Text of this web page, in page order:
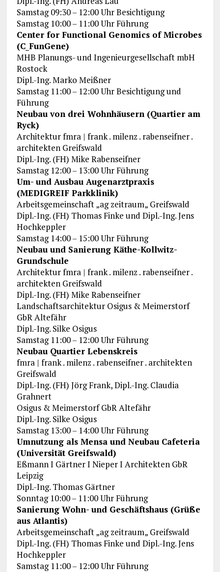
Samstag 09:30 – 12:00 Uhr Besichtigung
Samstag 10:00 – 11:00 Uhr Führung
Center for Functional Genomics of Microbes
(C_FunGene)
MHB Planungs- und Ingenieurgesellschaft mbH
Rostock
Dipl.-Ing. Marko Meißner
Samstag 11:00 – 12:00 Uhr Besichtigung und
Führung
Neubau von drei Wohnhäusern (Quartier am
Ryck)
Architektur fmra | frank . milenz . rabenseifner .
architekten Greifswald
Dipl.-Ing. (FH) Mike Rabenseifner
Samstag 12:00 – 13:00 Uhr Führung
Um- und Ausbau Augenarztpraxis
(MEDIGREIF Parkklinik)
Arbeitsgemeinschaft „ag zeitraum„ Greifswald
Dipl.-Ing. (FH) Thomas Finke und Dipl.-Ing. Jens
Hochkeppler
Samstag 14:00 – 15:00 Uhr Führung
Neubau und Sanierung Käthe-Kollwitz-
Grundschule
Architektur fmra | frank . milenz . rabenseifner .
architekten Greifswald
Dipl.-Ing. (FH) Mike Rabenseifner
Landschaftsarchitektur Osigus & Meimerstorf
GbR Altefähr
Dipl.-Ing. Silke Osigus
Samstag 11:00 – 12:00 Uhr Führung
Neubau Quartier Lebenskreis
fmra | frank . milenz . rabenseifner . architekten
Greifswald
Dipl.-Ing. (FH) Jörg Frank, Dipl.-Ing. Claudia
Grahnert
Osigus & Meimerstorf GbR Altefähr
Dipl.-Ing. Silke Osigus
Samstag 13:00 – 14:00 Uhr Führung
Umnutzung als Mensa und Neubau Cafeteria
(Universität Greifswald)
Eßmann I Gärtner I Nieper I Architekten GbR
Leipzig
Dipl.-Ing. Thomas Gärtner
Sonntag 10:00 – 11:00 Uhr Führung
Sanierung Wohn- und Geschäftshaus (Grüße
aus Atlantis)
Arbeitsgemeinschaft „ag zeitraum„ Greifswald
Dipl.-Ing. (FH) Thomas Finke und Dipl.-Ing. Jens
Hochkeppler
Samstag 11:00 – 12:00 Uhr Führung